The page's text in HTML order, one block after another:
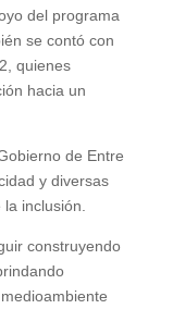
del programa
se contó con
quienes
hacia un
de Entre
y diversas
inclusión.
construyendo